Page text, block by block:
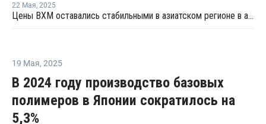
22 Мая, 2025
Цены ВХМ оставались стабильными в азиатском регионе в апреле
19 Мая, 2025
В 2024 году производство базовых
полимеров в Японии сократилось на
5,3%